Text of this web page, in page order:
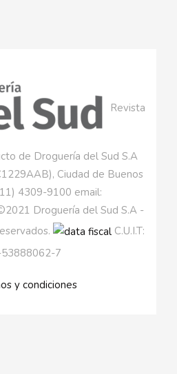
Revista
de Droguería del Sud S.A
Ciudad de Buenos
4309-9100 email:
Droguería del Sud S.A -
C.U.I.T:
7
y condiciones